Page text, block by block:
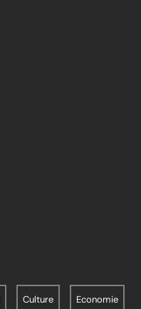
Culture Economie